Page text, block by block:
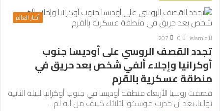
أخبار العالم
islamic
0
207
تجدد القصف الروسي على أوديسا جنوب
أوكرانيا وإجلاء ألفي شخص بعد حريق في
منطقة عسكرية بالقرم
قصفت روسيا الأربعاء منطقة أوديسا في جنوب أوكرانيا لليلة الثانية
تواليا، بعد أن حذرت موسكو الثلاثاء كييف من أنه لم…